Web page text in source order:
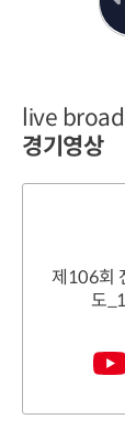
live
경기영상
제106회
도